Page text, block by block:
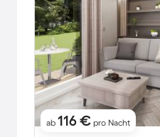
ab 116 € pro Nacht